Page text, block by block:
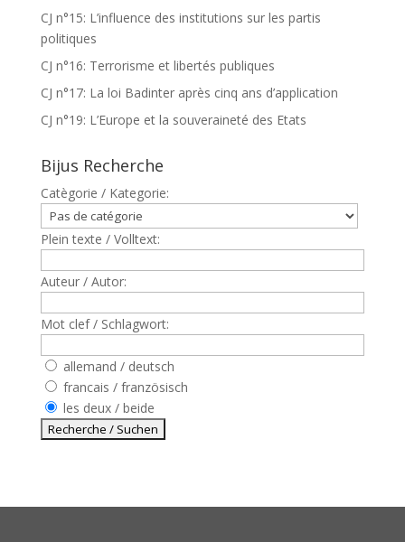
CJ n°15: L’influence des institutions sur les partis
politiques
CJ n°16: Terrorisme et libertés publiques
CJ n°17: La loi Badinter après cinq ans d’application
CJ n°19: L’Europe et la souveraineté des Etats
Bijus Recherche
Catègorie / Kategorie:
Plein texte / Volltext:
Auteur / Autor:
Mot clef / Schlagwort:
allemand / deutsch
francais / französisch
les deux / beide